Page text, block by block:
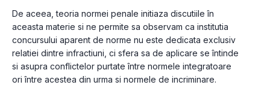
De aceea, teoria normei penale initiaza discutiile în
aceasta materie si ne permite sa observam ca institutia
concursului aparent de norme nu este dedicata exclusiv
relatiei dintre infractiuni, ci sfera sa de aplicare se întinde
si asupra conflictelor purtate între normele integratoare
ori între acestea din urma si normele de incriminare.